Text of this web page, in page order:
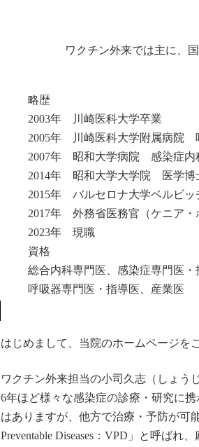
ワクチン外来では主に、
略歴
2003年 川崎医科大学卒業
2005年 川崎医科大学附属病院
2007年 昭和大学病院 感染症内
2014年 昭和大学大学院 医学博
2015年 バルセロナ大学ベルビッ
2017年 外務省医務官（ケニア・
2023年 現職
資格
総合内科専門医、感染症専門医・
呼吸器専門医・指導医、産業医
はじめまして、当院のホームページを
ワクチン外来担当の小司久志（しょう
6年ほど様々な感染症の診療・研究に
はありますが、他方で治療・予防が可
Preventable Diseases：VPD」と呼ば